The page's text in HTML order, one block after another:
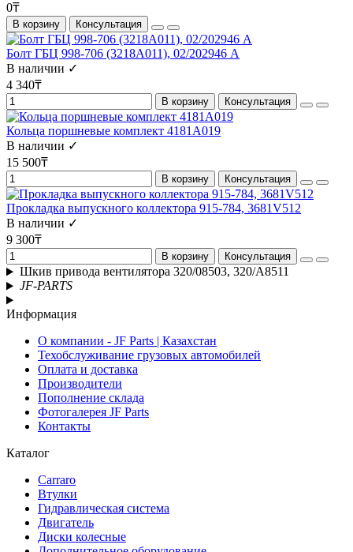
0₸
В корзину Консультация
Болт ГБЦ 998-706 (3218A011), 02/202946 А
В наличии ✓
4 340₸
В корзину Консультация
Кольца поршневые комплект 4181A019
В наличии ✓
15 500₸
В корзину Консультация
Прокладка выпускного коллектора 915-784, 3681V512
В наличии ✓
9 300₸
В корзину Консультация
Шкив привода вентилятора 320/08503, 320/A8511
JF-PARTS
Информация
О компании - JF Parts | Казахстан
Техобслуживание грузовых автомобилей
Оплата и доставка
Производители
Пополнение склада
Фотогалерея JF Parts
Контакты
Каталог
Carraro
Втулки
Гидравлическая система
Двигатель
Диски колесные